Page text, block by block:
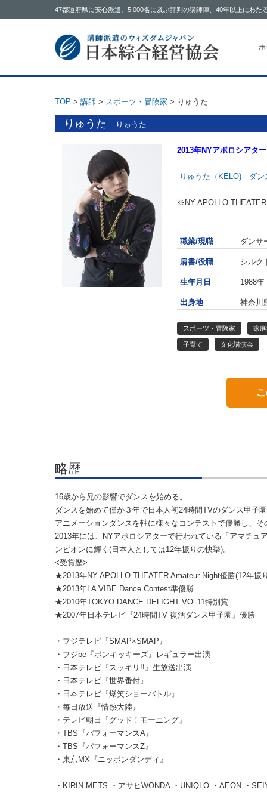
47都道府県に安心派遣。5,000名に及ぶ評判の講師陣、40年以上にわ
コン
TOP > 講師 > スポーツ・冒険家 > りゅうた
りゅうた りゅうた
2013年NYアポロシアタ
りゅうた（KELO) ダン
※NY APOLLO
職業/現職 ダンサ
肩書/役職 シルク
生年月日 1988年
出身地 神奈川
スポーツ・冒険家 家
子育て 文化講演会
略歴
16歳から兄の影響でダンスを始める。
ダンスを始めて僅か３年で日本人初24時間TVのダンス甲子
アニメーションダンスを軸に様々なコンテストで優勝し、
2013年には、NYアポロシアターで行われている「アマチ
ンピオンに輝く(日本人としては12年振りの快挙)。
<受賞歴>
★2013年NY APOLLO THEATER Amateur Night優勝(12年振
★2013年LA VIBE Dance Contest準優勝
★2010年TOKYO DANCE DELIGHT VOl.11特別賞
★2007年日本テレビ『24時間TV 復活ダンス甲子園』優勝
・フジテレビ『SMAP×SMAP』
・フジbe『ポンキッキーズ』レギュラー出演
・日本テレビ『スッキリ!!』生放送出演
・日本テレビ『世界番付』
・日本テレビ『爆笑ショーバトル』
・毎日放送『情熱大陸』
・テレビ朝日『グッド！モーニング』
・TBS『パフォーマンスA』
・TBS『パフォーマンスZ』
・東京MX『ニッポンダンディ』
・KIRIN METS ・アサヒWONDA ・UNIQLO ・AEON ・